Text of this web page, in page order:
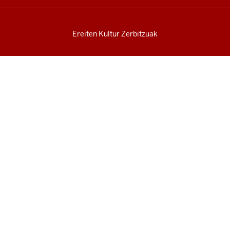
Ereiten Kultur Zerbitzuak